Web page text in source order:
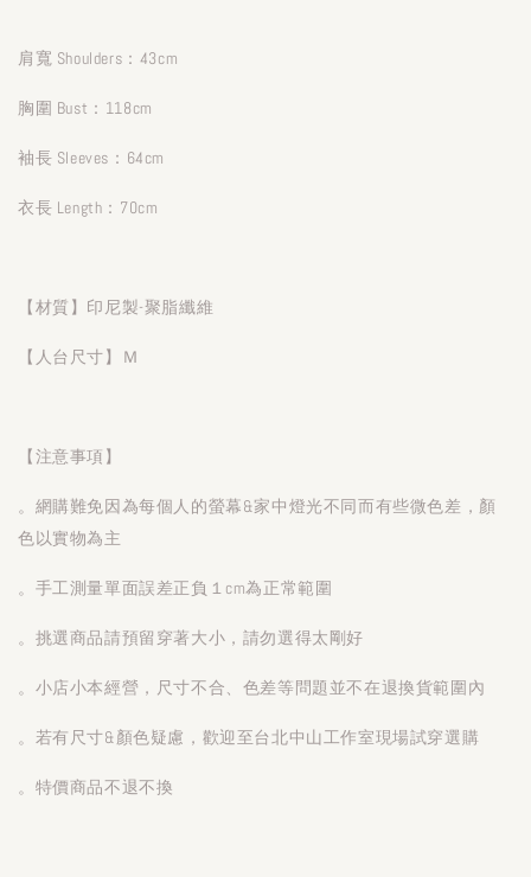
肩寬 Shoulders：43cm
胸圍 Bust：118cm
袖長 Sleeves：64cm
衣長 Length：70cm
【材質】印尼製-聚脂纖維
【人台尺寸】Ｍ
【注意事項】
。網購難免因為每個人的螢幕&家中燈光不同而有些微色差，顏
色以實物為主
。手工測量單面誤差正負１cm為正常範圍
。挑選商品請預留穿著大小，請勿選得太剛好
。小店小本經營，尺寸不合、色差等問題並不在退換貨範圍內
。若有尺寸&顏色疑慮，歡迎至台北中山工作室現場試穿選購
。特價商品不退不換